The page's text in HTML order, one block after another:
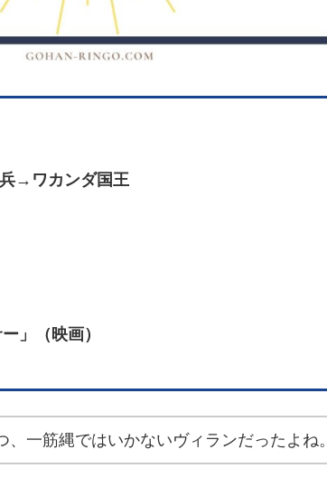
→ワカンダ国王
」（映画）
一筋縄ではいかないヴィランだったよね。